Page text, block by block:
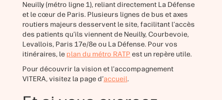
Neuilly (métro ligne 1), reliant directement La Défense
et le cœur de Paris. Plusieurs lignes de bus et axes
routiers majeurs desservent le site, facilitant l’accès
des patients qu’ils viennent de Neuilly, Courbevoie,
Levallois, Paris 17e/8e ou La Défense. Pour vos
itinéraires, le plan du métro RATP est un repère utile.
Pour découvrir la vision et l’accompagnement
VITERA, visitez la page d’accueil.